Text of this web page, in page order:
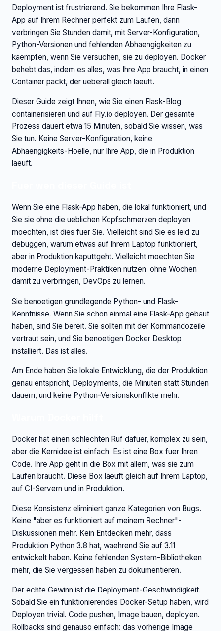
Deployment ist frustrierend. Sie bekommen Ihre Flask-
App auf Ihrem Rechner perfekt zum Laufen, dann
verbringen Sie Stunden damit, mit Server-Konfiguration,
Python-Versionen und fehlenden Abhaengigkeiten zu
kaempfen, wenn Sie versuchen, sie zu deployen. Docker
behebt das, indem es alles, was Ihre App braucht, in einen
Container packt, der ueberall gleich laeuft.
Dieser Guide zeigt Ihnen, wie Sie einen Flask-Blog
containerisieren und auf Fly.io deployen. Der gesamte
Prozess dauert etwa 15 Minuten, sobald Sie wissen, was
Sie tun. Keine Server-Konfiguration, keine
Abhaengigkeits-Hoelle, nur Ihre App, die in Produktion
laeuft.
Wenn Sie eine Flask-App haben, die lokal funktioniert, und
Sie sie ohne die ueblichen Kopfschmerzen deployen
moechten, ist dies fuer Sie. Vielleicht sind Sie es leid zu
debuggen, warum etwas auf Ihrem Laptop funktioniert,
aber in Produktion kaputtgeht. Vielleicht moechten Sie
moderne Deployment-Praktiken nutzen, ohne Wochen
damit zu verbringen, DevOps zu lernen.
Sie benoetigen grundlegende Python- und Flask-
Kenntnisse. Wenn Sie schon einmal eine Flask-App gebaut
haben, sind Sie bereit. Sie sollten mit der Kommandozeile
vertraut sein, und Sie benoetigen Docker Desktop
installiert. Das ist alles.
Am Ende haben Sie lokale Entwicklung, die der Produktion
genau entspricht, Deployments, die Minuten statt Stunden
dauern, und keine Python-Versionskonflikte mehr.
Docker hat einen schlechten Ruf dafuer, komplex zu sein,
aber die Kernidee ist einfach: Es ist eine Box fuer Ihren
Code. Ihre App geht in die Box mit allem, was sie zum
Laufen braucht. Diese Box laeuft gleich auf Ihrem Laptop,
auf CI-Servern und in Produktion.
Diese Konsistenz eliminiert ganze Kategorien von Bugs.
Keine "aber es funktioniert auf meinem Rechner"-
Diskussionen mehr. Kein Entdecken mehr, dass
Produktion Python 3.8 hat, waehrend Sie auf 3.11
entwickelt haben. Keine fehlenden System-Bibliotheken
mehr, die Sie vergessen haben zu dokumentieren.
Der echte Gewinn ist die Deployment-Geschwindigkeit.
Sobald Sie ein funktionierendes Docker-Setup haben, wird
Deployen trivial. Code pushen, Image bauen, deployen.
Rollbacks sind genauso einfach: das vorherige Image